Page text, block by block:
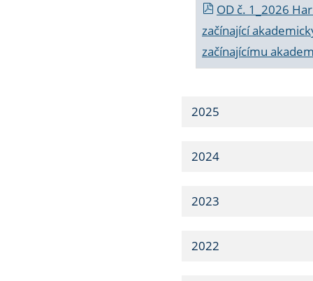
OD č. 1_2026
začínající
začínajícímu
2025
2024
2023
2022